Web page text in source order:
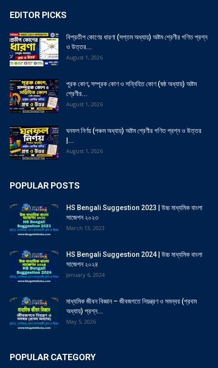
EDITOR PICKS
বিপ্রতীপ কোণের ধারণা (সপ্তম অধ্যায়) অষ্টম শ্রেণীর গণিত প্রশ্ন
ও উত্তর...
August 1, 2026
পূরক কোণ, সম্পূরক কোণ ও সন্নিহিত কোণ (ষষ্ঠ অধ্যায়) অষ্টম
শ্রেণীর...
August 1, 2026
ঘনফল নির্ণয় (পঞ্চম অধ্যায়) অষ্টম শ্রেণীর গণিত প্রশ্ন ও উত্তর
|...
August 1, 2026
POPULAR POSTS
HS Bengali Suggestion 2023 | উচ্চ মাধ্যমিক বাংলা
সাজেশন ২০২৩
March 13, 2023
HS Bengali Suggestion 2024 | উচ্চ মাধ্যমিক বাংলা
সাজেশন ২০২৪
January 6, 2024
মাধ্যমিক জীবন বিজ্ঞান – জীবজগতে নিয়ন্ত্রণ ও সমন্বয় (প্রথম
অধ্যায়) প্রশ্ন...
May 5, 2026
POPULAR CATEGORY